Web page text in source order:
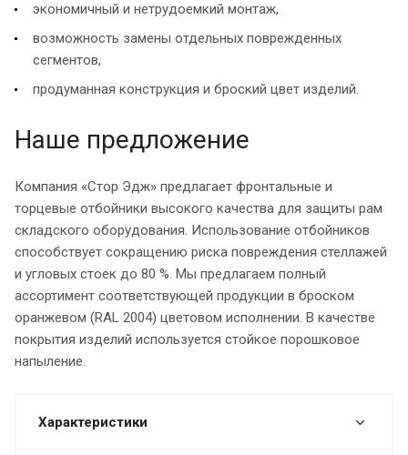
экономичный и нетрудоемкий монтаж,
возможность замены отдельных поврежденных
сегментов,
продуманная конструкция и броский цвет изделий.
Наше предложение
Компания «Стор Эдж» предлагает фронтальные и
торцевые отбойники высокого качества для защиты рам
складского оборудования. Использование отбойников
способствует сокращению риска повреждения стеллажей
и угловых стоек до 80 %. Мы предлагаем полный
ассортимент соответствующей продукции в броском
оранжевом (RAL 2004) цветовом исполнении. В качестве
покрытия изделий используется стойкое порошковое
напыление.
Характеристики